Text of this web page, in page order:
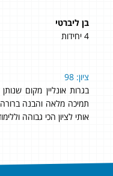
בן ליברטי
4 יחידות
ציון: 98
בגרות אונליין מקום
תמיכה מלאה והבנה ברורה
אותי לציון הכי גבוהה